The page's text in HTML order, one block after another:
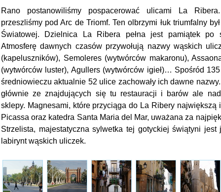
Rano postanowiliśmy pospacerować ulicami La
przeszliśmy pod Arc de Triomf. Ten olbrzymi łuk triumfalny
Światowej. Dzielnica La Ribera pełna jest pamiątek po
Atmosferę dawnych czasów przywołują nazwy wąskich
(kapeluszników), Semoleres (wytwórców makaronu),
(wytwórców luster), Agullers (wytwórców igieł)… Spośród
średniowieczu aktualnie 52 ulice zachowały ich dawne
głównie ze znajdujących się tu restauracji i barów ale
sklepy. Magnesami, które przyciąga do La Ribery największą
Picassa oraz katedra Santa Maria del Mar, uważana za
Strzelista, majestatyczna sylwetka tej gotyckiej świątyni jest
labirynt wąskich uliczek.